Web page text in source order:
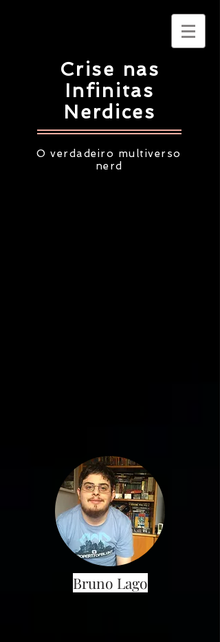
Crise nas
Infinitas
Nerdices
O verdadeiro multiverso
nerd
Bruno Lago